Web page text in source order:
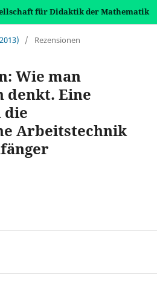
für Didaktik der Mathematik
/ Rezensionen
Wie man
denkt. Eine
die
Arbeitstechnik